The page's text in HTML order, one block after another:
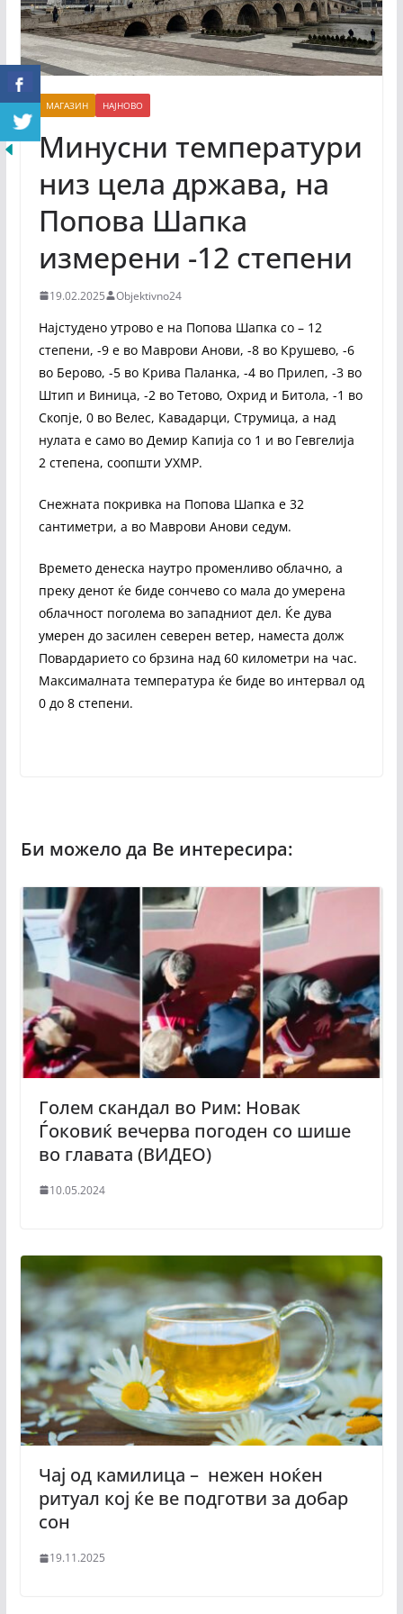
МАГАЗИН НАЈНОВО
Минусни температури
низ цела држава, на
Попова Шапка
измерени -12 степени
19.02.2025 Objektivno24
Најстудено утрово е на Попова Шапка со – 12
степени, -9 е во Маврови Анови, -8 во Крушево, -6
во Берово, -5 во Крива Паланка, -4 во Прилеп, -3 во
Штип и Виница, -2 во Тетово, Охрид и Битола, -1 во
Скопје, 0 во Велес, Кавадарци, Струмица, а над
нулата е само во Демир Капија со 1 и во Гевгелија
2 степена, соопшти УХМР.
Снежната покривка на Попова Шапка е 32
сантиметри, а во Маврови Анови седум.
Времето денеска наутро променливо облачно, а
преку денот ќе биде сончево со мала до умерена
облачност поголема во западниот дел. Ќе дува
умерен до засилен северен ветер, наместа долж
Повардарието со брзина над 60 километри на час.
Максималната температура ќе биде во интервал од
0 до 8 степени.
Голем скандал во Рим: Новак
Ѓоковиќ вечерва погоден со шише
во главата (ВИДЕО)
10.05.2024
Чај од камилица – нежен ноќен
ритуал кој ќе ве подготви за добар
сон
19.11.2025